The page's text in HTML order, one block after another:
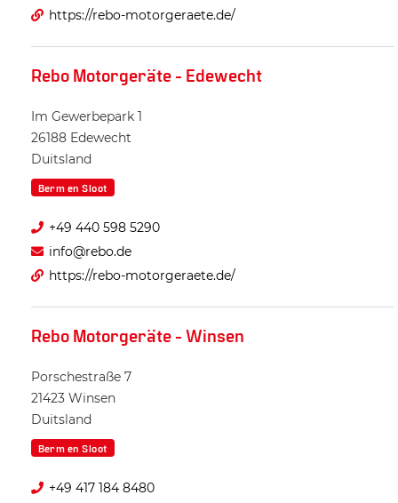
https://rebo-motorgeraete.de/
Rebo Motorgeräte - Edewecht
Im Gewerbepark 1
26188 Edewecht
Duitsland
Berm en Sloot
+49 440 598 5290
info@rebo.de
https://rebo-motorgeraete.de/
Rebo Motorgeräte - Winsen
Porschestraße 7
21423 Winsen
Duitsland
Berm en Sloot
+49 417 184 8480